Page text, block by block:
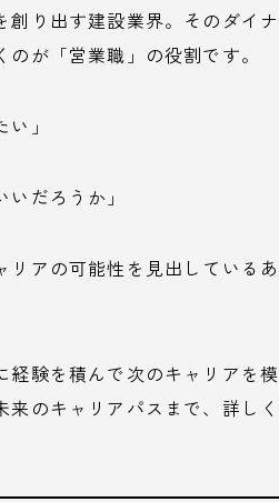
り出す建設業界。そのダイナ
が「営業職」の役割です。
」
だろうか」
アの可能性を見出している
験を積んで次のキャリアを
来のキャリアパスまで、詳し